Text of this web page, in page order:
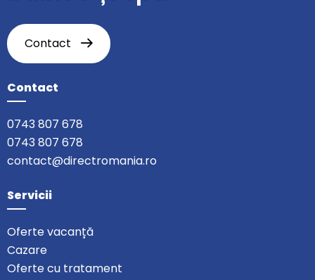
Contact
Contact
0743 807 678
0743 807 678
contact@directromania.ro
Servicii
Oferte vacanță
Cazare
Oferte cu tratament